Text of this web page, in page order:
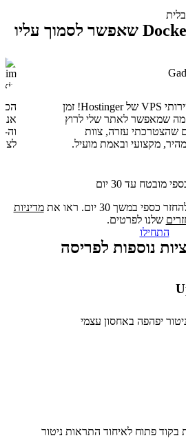
אני מרוצה בטירוף משירותי VPS של Hostinger! זמן
מה שמאפשר לאתר שלי לרוץ
שהצטרכתי עזרה, צוות
מקצועי ובאמת מועיל.
מובטח עד 30 יום
במשך 30 יום. ראו את
מדיניות
שלנו לפרטים.
התחילו
נוספות לפריסה
בקוד פתוח לאיחוד התראות ניטור